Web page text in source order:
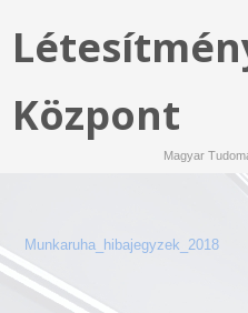
Központ
Magyar
Munkaruha_hibajegyzek_2018